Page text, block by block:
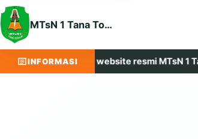
INFORMASI
datang di website resmi MTsN 1 Tana Toraja.
MTsN 1 Tana Toraja